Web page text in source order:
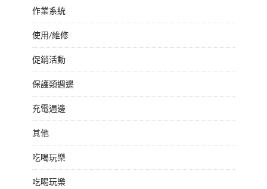
作業系統
使用/維修
促銷活動
保護類週邊
充電週邊
其他
吃喝玩樂
吃喝玩樂